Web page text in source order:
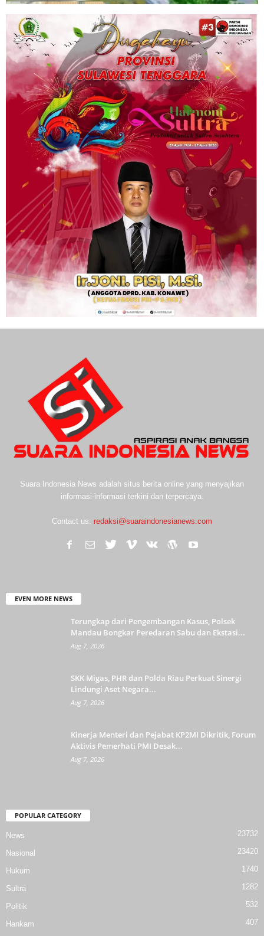
Suara Indonesia News adalah situs berita online yang menyajikan
informasi-informasi terkini dan terpercaya.
Contact us: redaksi@suaraindonesianews.com
EVEN MORE NEWS
Terungkap dari Pengembangan Kasus, Polsek
Mandau Bongkar Peredaran Sabu dan Ekstasi...
Aug 7, 2026
SKK Migas, PHR dan Polda Riau Perkuat Sinergi
Lindungi Aset Negara...
Aug 7, 2026
Kinerja Menteri dan Pejabat KP2MI Dikritik, Forum
Aktivis Pemerhati PMI Desak...
Aug 7, 2026
POPULAR CATEGORY
News 23732
Nasional 23420
Hukum 1740
Sultra 1282
Politik 532
Hankam
407